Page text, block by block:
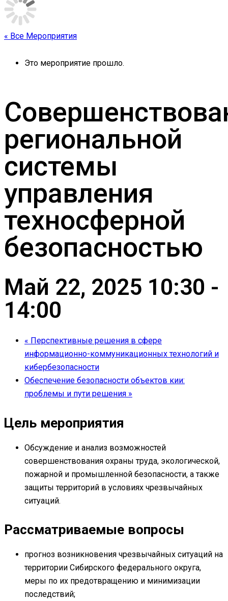
« Все Мероприятия
Это мероприятие прошло.
региональной
системы
управления
техносферной
безопасностью
Май 22, 2025 10:30 -
14:00
« Перспективные решения в сфере
информационно-коммуникационных технологий и
кибербезопасности
Обеспечение безопасности объектов кии:
проблемы и пути решения »
Цель мероприятия
Обсуждение и анализ возможностей
совершенствования охраны труда, экологической,
пожарной и промышленной безопасности, а также
защиты территорий в условиях чрезвычайных
ситуаций.
Рассматриваемые вопросы
прогноз возникновения чрезвычайных ситуаций на
территории Сибирского федерального округа,
меры по их предотвращению и минимизации
последствий;